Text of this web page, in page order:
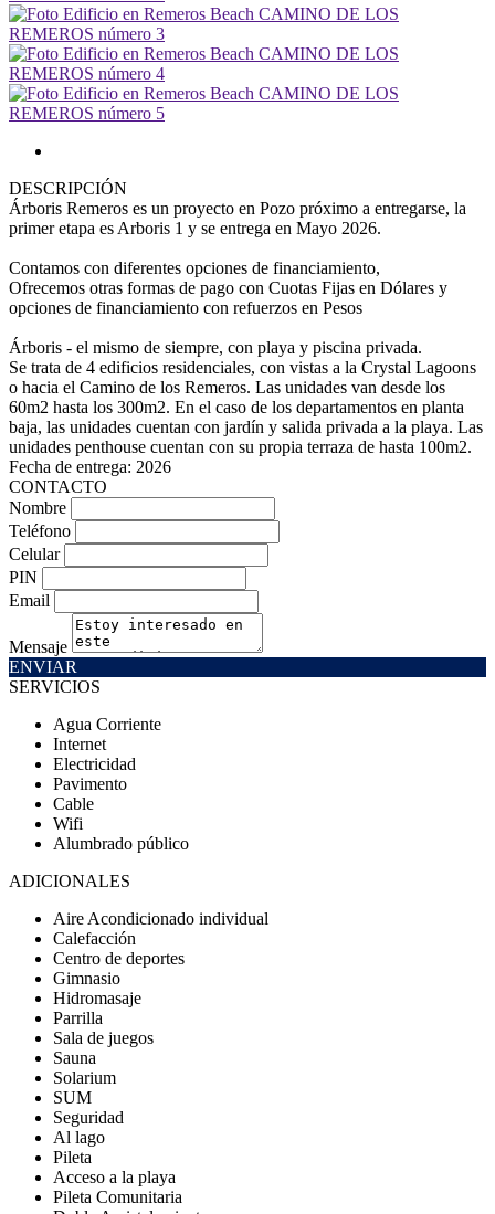
DESCRIPCIÓN
Árboris Remeros es un proyecto en Pozo próximo a entregarse, la
primer etapa es Arboris 1 y se entrega en Mayo 2026.
Contamos con diferentes opciones de financiamiento,
Ofrecemos otras formas de pago con Cuotas Fijas en Dólares y
opciones de financiamiento con refuerzos en Pesos
Árboris - el mismo de siempre, con playa y piscina privada.
Se trata de 4 edificios residenciales, con vistas a la Crystal Lagoons
o hacia el Camino de los Remeros. Las unidades van desde los
60m2 hasta los 300m2. En el caso de los departamentos en planta
baja, las unidades cuentan con jardín y salida privada a la playa. Las
unidades penthouse cuentan con su propia terraza de hasta 100m2.
Fecha de entrega: 2026
CONTACTO
Nombre
Teléfono
Celular
PIN
Email
Mensaje
ENVIAR
SERVICIOS
Agua Corriente
Internet
Electricidad
Pavimento
Cable
Wifi
Alumbrado público
ADICIONALES
Aire Acondicionado individual
Calefacción
Centro de deportes
Gimnasio
Hidromasaje
Parrilla
Sala de juegos
Sauna
Solarium
SUM
Seguridad
Al lago
Pileta
Acceso a la playa
Pileta Comunitaria